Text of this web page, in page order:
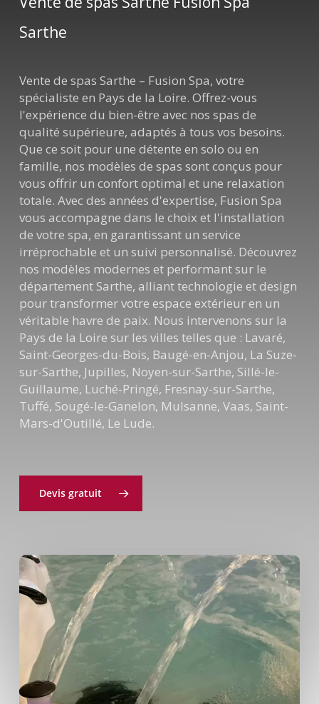
Sarthe
Vente de spas Sarthe – Fusion Spa, votre
spécialiste en Pays de la Loire. Offrez-vous
l'expérience du bien-être avec nos spas de
qualité supérieure, adaptés à tous vos besoins.
Que ce soit pour une détente en solo ou en
famille, nos modèles de spas sont conçus pour
vous offrir un confort optimal et une relaxation
totale. Avec des années d'expertise, Fusion Spa
vous accompagne dans le choix et l'installation
de votre spa, en garantissant un service
irréprochable et un suivi personnalisé. Découvrez
nos modèles modernes et performant sur le
département Sarthe, alliant technologie et design
pour transformer votre espace extérieur en un
véritable havre de paix. Nous intervenons sur la
Pays de la Loire sur les villes telles que : Lavaré,
Saint-Georges-du-Bois, Baugé-en-Anjou, La Suze-
sur-Sarthe, Jupilles, Noyen-sur-Sarthe, Sillé-le-
Guillaume, Luché-Pringé, Fresnay-sur-Sarthe,
Tuffé, Sougé-le-Ganelon, Mulsanne, Vaas, Saint-
Mars-d'Outillé, Le Lude.
Devis gratuit